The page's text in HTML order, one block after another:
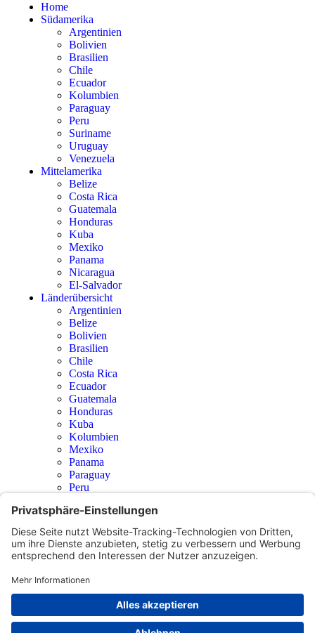
Home
Südamerika
Argentinien
Bolivien
Brasilien
Chile
Ecuador
Kolumbien
Paraguay
Peru
Suriname
Uruguay
Venezuela
Mittelamerika
Belize
Costa Rica
Guatemala
Honduras
Kuba
Mexiko
Panama
Nicaragua
El-Salvador
Länderübersicht
Argentinien
Belize
Bolivien
Brasilien
Chile
Costa Rica
Ecuador
Guatemala
Honduras
Kuba
Kolumbien
Mexiko
Panama
Paraguay
Peru
Uruguay
Venezuela
Nicaragua
El-Salvador